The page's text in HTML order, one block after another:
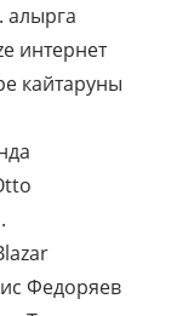
алырга
интернет
кайтаруны
Федоряев